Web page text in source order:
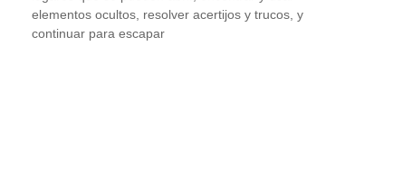
elementos ocultos, resolver acertijos y trucos, y
continuar para escapar